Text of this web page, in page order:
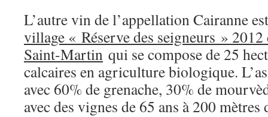
L’autre vin de l’appellation Cairanne
village « Réserve des seigneurs »
Saint-Martin qui se compose de 25
calcaires en agriculture biologique.
avec 60% de grenache, 30% de
avec des vignes de 65 ans à 200 mètres